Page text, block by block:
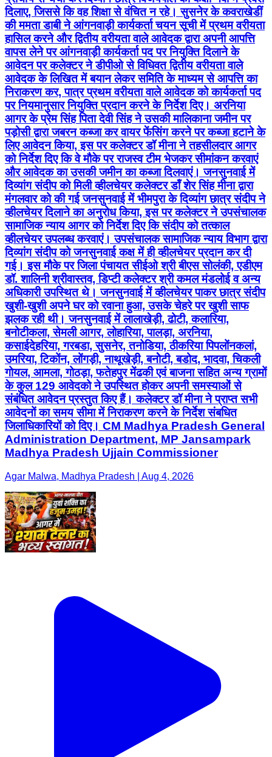
दिलाए, जिससे कि वह शिक्षा से वंचित न रहे। सुसनेर के कवराखेडीं
की ममता डाबी ने आंगनवाड़ी कार्यकर्ता चयन सूची में प्रथम वरीयता
हासिल करने और द्वितीय वरीयता वाले आवेदक द्वारा अपनी आपत्ति
वापस लेने पर आंगनवाड़ी कार्यकर्ता पद पर नियुक्ति दिलाने के
आवेदन पर कलेक्टर ने डीपीओ से विधिवत द्वितीय वरीयता वाले
आवेदक के लिखित में बयान लेकर समिति के माध्यम से आपत्ति का
निराकरण कर, पात्र प्रथम वरीयता वाले आवेदक को कार्यकर्ता पद
पर नियमानुसार नियुक्ति प्रदान करने के निर्देश दिए। अरनिया
आगर के प्रेम सिंह पिता देवी सिंह ने उसकी मालिकाना जमीन पर
पड़ोसी द्वारा जबरन कब्जा कर वायर फेंसिंग करने पर कब्जा हटाने के
लिए आवेदन किया, इस पर कलेक्टर डॉ मीना ने तहसीलदार आगर
को निर्देश दिए कि वे मौके पर राजस्व टीम भेजकर सीमांकन करवाएं
और आवेदक का उसकी जमीन का कब्जा दिलवाएं। जनसुनवाई में
दिव्यांग संदीप को मिली व्हीलचेयर कलेक्टर डॉं शेर सिंह मीना द्वारा
मंगलवार को की गई जनसुनवाई में भीमपुरा के दिव्यांग छात्र संदीप ने
व्हीलचेयर दिलाने का अनुरोध किया, इस पर कलेक्टर ने उपसंचालक
सामाजिक न्याय आगर को निर्देश दिए कि संदीप को तत्काल
व्हीलचेयर उपलब्ध करवाएं। उपसंचालक सामाजिक न्याय विभाग द्वारा
दिव्यांग संदीप को जनसुनवाई कक्ष में ही व्हीलचेयर प्रदान कर दी
गई। इस मौके पर जिला पंचायत सीईओ श्री बीएस सोलंकी, एडीएम
डॉ. शालिनी श्रीवास्तव, डिप्टी कलेक्टर श्री कमल मंडलोई व अन्य
अधिकारी उपस्थित थे। जनसुनवाई में व्हीलचेयर पाकर छात्र संदीप
खुशी-खुशी अपने घर को रवाना हुआ, उसके चेहरे पर खुशी साफ
झलक रही थी। जनसुनवाई में लालाखेड़ी, ढोटी, कलारिया,
बनोटीकला, सेमली आगर, लोहारिया, पालड़ा, अरनिया,
कसाईदेहरिया, गरबडा, सुसनेर, तनोडिया, ठीकरिया पिपलोंनकलां,
उमरिया, टिकोंन, लोंगड़ी, नाथूखेड़ी, बनोेटी, बडोद, भादवा, चिकली
गोयल, आमला, गोठड़ा, फतेहपुर मेंढकी एवं बाजना सहित अन्य ग्रामों
के कुल 129 आवेदको ने उपस्थित होकर अपनी समस्याओं से
संबंधित आवेदन प्रस्तुत किए हैं। कलेक्टर डॉ मीना ने प्राप्त सभी
आवेदनों का समय सीमा में निराकरण करने के निर्देश संबधित
जिलाधिकारियों को दिए। CM Madhya Pradesh General
Administration Department, MP Jansampark
Madhya Pradesh Ujjain Commissioner
Agar Malwa, Madhya Pradesh | Aug 4, 2026